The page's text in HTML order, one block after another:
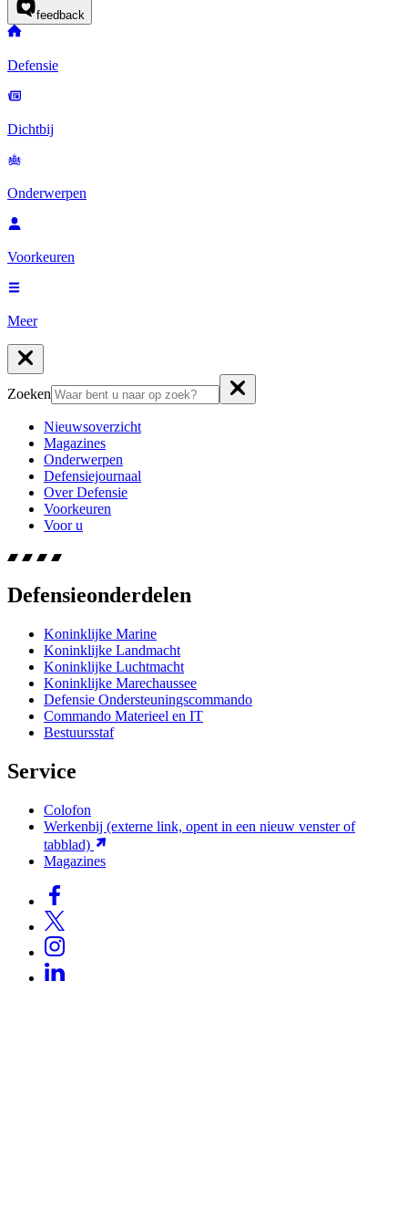
feedback
Defensie
Dichtbij
Onderwerpen
Voorkeuren
Meer
Zoeken
Nieuwsoverzicht
Magazines
Onderwerpen
Defensiejournaal
Over Defensie
Voorkeuren
Voor u
Defensieonderdelen
Koninklijke Marine
Koninklijke Landmacht
Koninklijke Luchtmacht
Koninklijke Marechaussee
Defensie Ondersteuningscommando
Commando Materieel en IT
Bestuursstaf
Service
Colofon
Werkenbij (externe link, opent in een nieuw venster of
tabblad)
Magazines